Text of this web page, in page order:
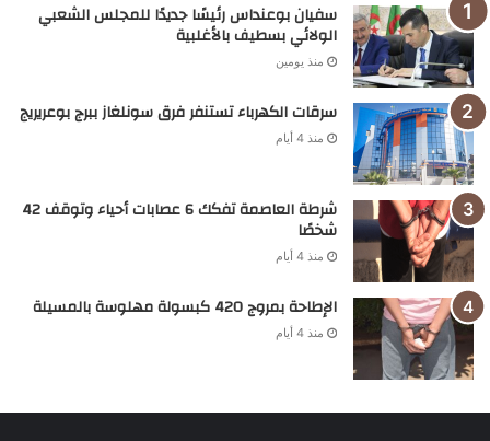
سفيان بوعنداس رئيسًا جديدًا للمجلس الشعبي
الولائي بسطيف بالأغلبية
منذ يومين
سرقات الكهرباء تستنفر فرق سونلغاز ببرج بوعريريج
منذ 4 أيام
شرطة العاصمة تفكك 6 عصابات أحياء وتوقف 42
شخصًا
منذ 4 أيام
الإطاحة بمروج 420 كبسولة مهلوسة بالمسيلة
منذ 4 أيام